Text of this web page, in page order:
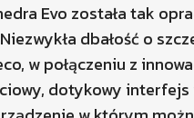
Evo została tak
dbałość o
w połączeniu z
dotykowy